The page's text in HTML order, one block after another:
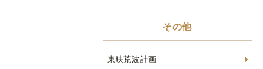
その他
東映荒波計画